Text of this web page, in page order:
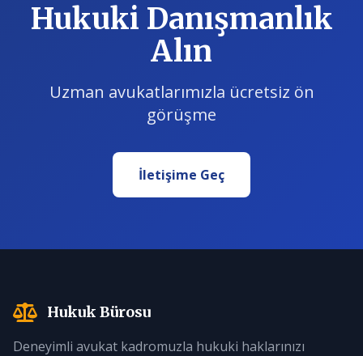
Hukuki Danışmanlık
Alın
Uzman avukatlarımızla ücretsiz ön
görüşme
İletişime Geç
Hukuk Bürosu
Deneyimli avukat kadromuzla hukuki haklarınızı